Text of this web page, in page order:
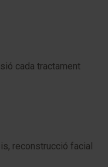
cada tractament
reconstrucció facial